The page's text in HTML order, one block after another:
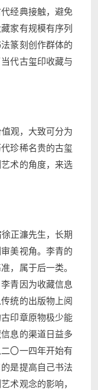
经典接触，避免
家有规模有序列
篆刻创作群体的
代古玺印收藏与
观，大致可分为
珍稀名贵的古玺
术的角度，来选
正濂先生，长期
美视角。李青的
，属于后一类。
青因为收藏信息
统的出版物上阅
印章原物极少能
息的渠道日益多
〇一四年开始有
是提高自己书法
术观念的影响，